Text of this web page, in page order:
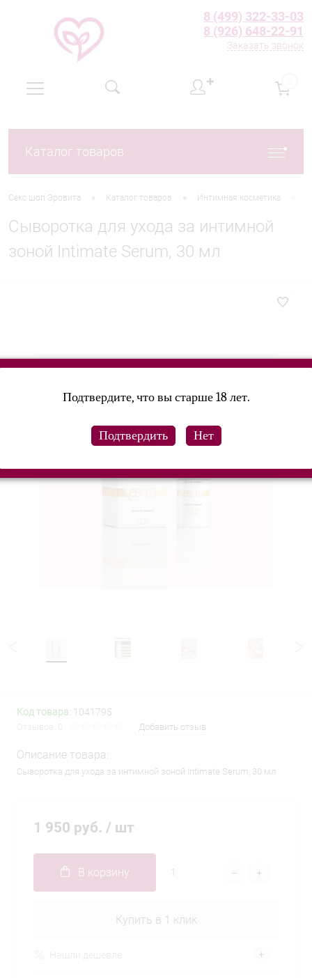
8 (499) 322-33-03
8 (926) 648-22-91
Заказать звонок
✚
Каталог товаров
Секс шоп Эровита Каталог товаров Интимная косметика
Сыворотка для ухода за интимной
зоной Intimate Serum, 30 мл
Код товара: 1041795
Добавить отзыв
Описание товара:
Сыворотка для ухода за интимной зоной Intimate Serum, 30 мл
1 950 руб. / шт
В корзину
Купить в 1 клик
Подтвердите, что вы старше 18 лет.